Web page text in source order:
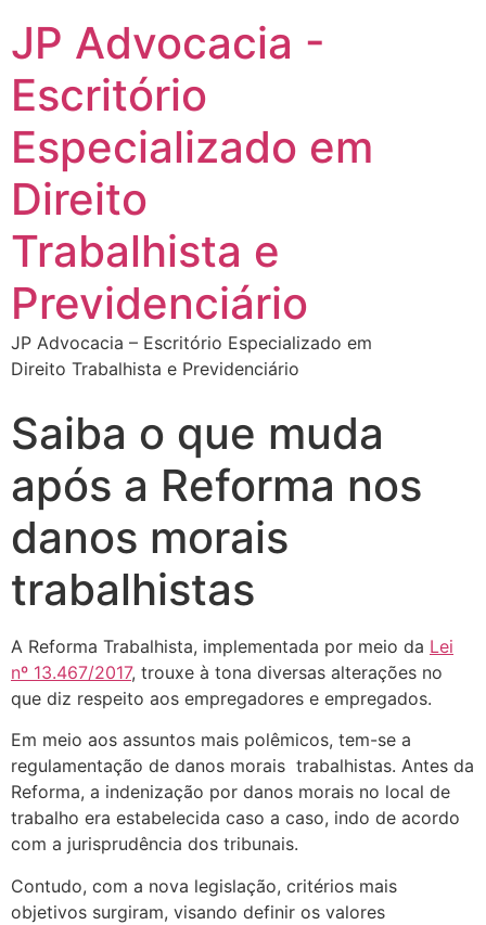
JP Advocacia -
Escritório
Especializado em
Direito
Trabalhista e
Previdenciário
JP Advocacia – Escritório Especializado em
Direito Trabalhista e Previdenciário
Saiba o que muda
após a Reforma nos
danos morais
trabalhistas
A Reforma Trabalhista, implementada por meio da Lei
nº 13.467/2017, trouxe à tona diversas alterações no
que diz respeito aos empregadores e empregados.
Em meio aos assuntos mais polêmicos, tem-se a
regulamentação de danos morais trabalhistas. Antes da
Reforma, a indenização por danos morais no local de
trabalho era estabelecida caso a caso, indo de acordo
com a jurisprudência dos tribunais.
Contudo, com a nova legislação, critérios mais
objetivos surgiram, visando definir os valores